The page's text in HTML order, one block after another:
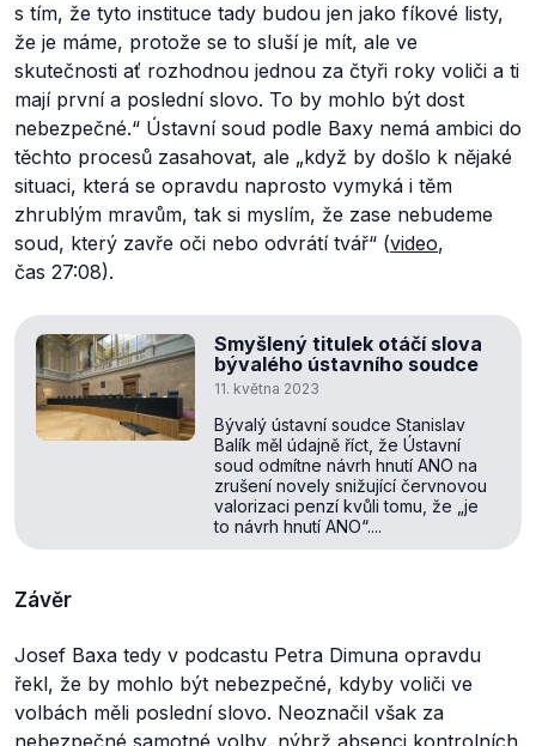
s tím, že tyto instituce tady budou jen jako fíkové listy,
že je máme, protože se to sluší je mít, ale ve
skutečnosti ať rozhodnou jednou za čtyři roky voliči a ti
mají první a poslední slovo. To by mohlo být dost
nebezpečné.“ Ústavní soud podle Baxy nemá ambici do
těchto procesů zasahovat, ale „když by došlo k nějaké
situaci, která se opravdu naprosto vymyká i těm
zhrublým mravům, tak si myslím, že zase nebudeme
soud, který zavře oči nebo odvrátí tvář“ (video,
čas 27:08).
Smyšlený titulek otáčí slova
bývalého ústavního soudce
11. května 2023
Bývalý ústavní soudce Stanislav
Balík měl údajně říct, že Ústavní
soud odmítne návrh hnutí ANO na
zrušení novely snižující červnovou
valorizaci penzí kvůli tomu, že „je
to návrh hnutí ANO“....
Závěr
Josef Baxa tedy v podcastu Petra Dimuna opravdu
řekl, že by mohlo být nebezpečné, kdyby voliči ve
volbách měli poslední slovo. Neoznačil však za